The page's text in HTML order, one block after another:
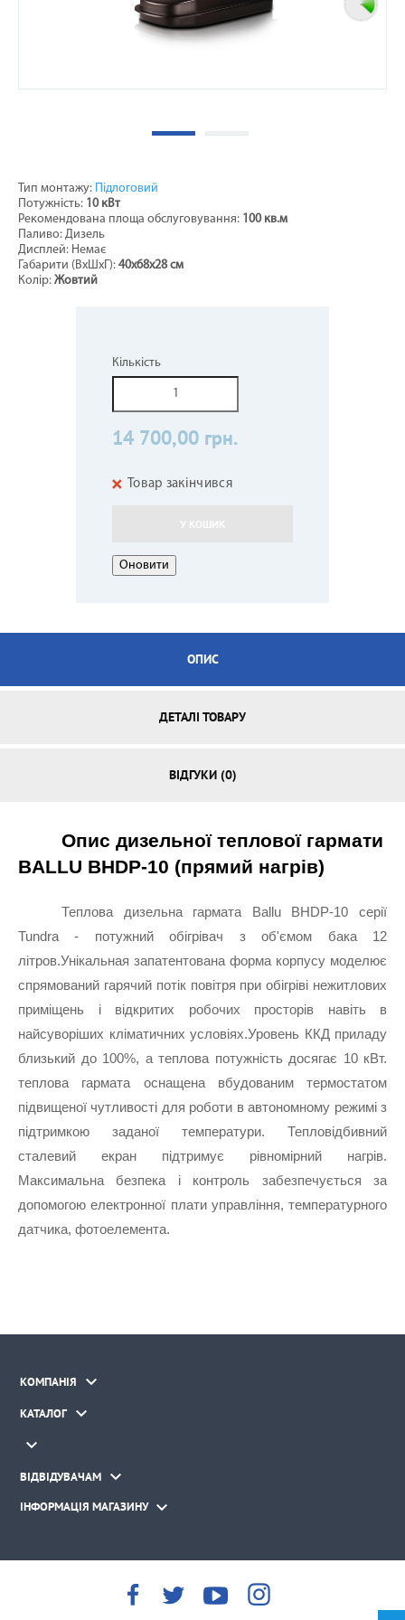
Тип монтажу: Підлоговий
Потужність: 10 кВт
Рекомендована площа обслуговування: 100 кв.м
Паливо: Дизель
Дисплей: Немає
Габарити (ВхШхГ): 40х68х28 см
Колір: Жовтий
Кількість
14 700,00 грн.
Товар закінчився
У КОШИК
ОПИС
ДЕТАЛІ ТОВАРУ
ВІДГУКИ (0)
Опис дизельної теплової гармати
BALLU BHDP-10 (прямий нагрів)
Теплова дизельна гармата Ballu BHDP-10 серії
Tundra - потужний обігрівач з об'ємом бака 12
літров.Унікальная запатентована форма корпусу моделює
спрямований гарячий потік повітря при обігріві нежитлових
приміщень і відкритих робочих просторів навіть в
найсуворіших кліматичних условіях.Уровень ККД приладу
близький до 100%, а теплова потужність досягає 10 кВт.
теплова гармата оснащена вбудованим термостатом
підвищеної чутливості для роботи в автономному режимі з
підтримкою заданої температури. Тепловідбивний
сталевий екран підтримує рівномірний нагрів.
Максимальна безпека і контроль забезпечується за
допомогою електронної плати управління, температурного
датчика, фотоелемента.
КОМПАНІЯ 
КАТАЛОГ 

ВІДВІДУВАЧАМ 
ІНФОРМАЦІЯ МАГАЗИНУ 